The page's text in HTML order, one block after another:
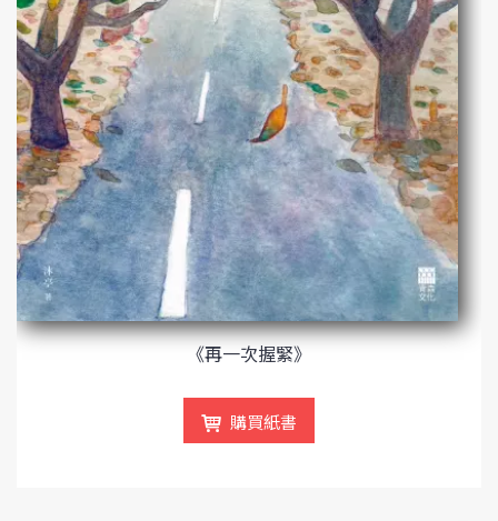
《再一次握緊》
購買紙書